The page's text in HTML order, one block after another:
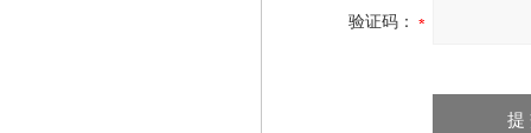
验证码：